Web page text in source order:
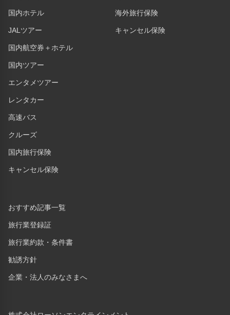
国内ホテル
JALツアー
国内航空券＋ホテル
国内ツアー
エンタメツアー
レンタカー
高速バス
クルーズ
国内旅行保険
キャンセル保険
海外旅行保険
キャンセル保険
おすすめ記事一覧
旅行業登録証
旅行業約款・条件書
勧誘方針
企業・法人のみなさまへ